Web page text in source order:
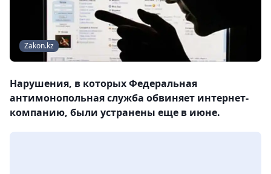
Zakon.kz
Нарушения, в которых Федеральная
антимонопольная служба обвиняет интернет-
компанию, были устранены еще в июне.